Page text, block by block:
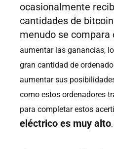
ocasionalmente
cantidades de
menudo se compara
aumentar las ganancias,
gran cantidad de
aumentar sus
como estos ordenadores
para completar estos
eléctrico es muy alto.